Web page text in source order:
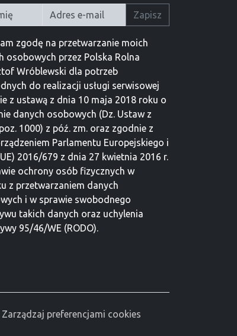
Zapisz
zgodę na przetwarzanie moich
osobowych przez Polska Rolna
Wróblewski dla potrzeb
do realizacji usługi serwisowej
z ustawą z dnia 10 maja 2018 roku o
danych osobowych (Dz. Ustaw z
1000) z póź. zm. oraz zgodnie z
Parlamentu Europejskiego i
2016/679 z dnia 27 kwietnia 2016 r.
ochrony osób fizycznych w
z przetwarzaniem danych
i w sprawie swobodnego
takich danych oraz uchylenia
95/46/WE (RODO).
Zarządzaj preferencjami cookies